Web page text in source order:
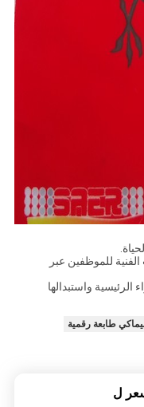
للموظفين عبر
واستبدالها
طابعة رقمية
ل